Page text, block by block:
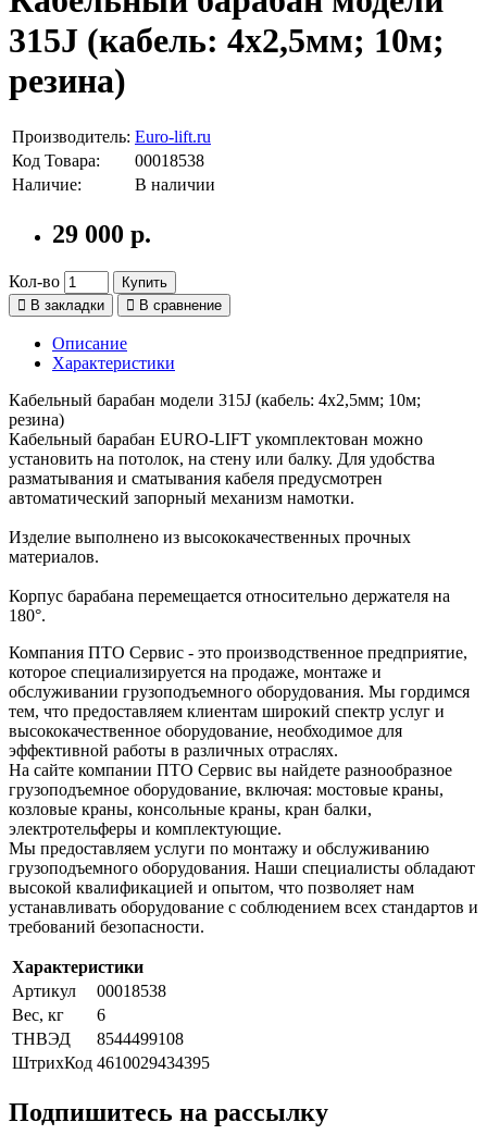
315J (кабель: 4х2,5мм; 10м;
резина)
Производитель: Euro-lift.ru
Код Товара:
00018538
Наличие:
В наличии
29 000 р.
Кол-во
Купить
В закладки
В сравнение
Описание
Характеристики
Кабельный барабан модели 315J (кабель: 4х2,5мм; 10м;
резина)
Кабельный барабан EURO-LIFT укомплектован можно
установить на потолок, на стену или балку. Для удобства
разматывания и сматывания кабеля предусмотрен
автоматический запорный механизм намотки.
Изделие выполнено из высококачественных прочных
материалов.
Корпус барабана перемещается относительно держателя на
180°.
Компания ПТО Сервис - это производственное предприятие,
которое специализируется на продаже, монтаже и
обслуживании грузоподъемного оборудования. Мы гордимся
тем, что предоставляем клиентам широкий спектр услуг и
высококачественное оборудование, необходимое для
эффективной работы в различных отраслях.
На сайте компании ПТО Сервис вы найдете разнообразное
грузоподъемное оборудование, включая: мостовые краны,
козловые краны, консольные краны, кран балки,
электротельферы и комплектующие.
Мы предоставляем услуги по монтажу и обслуживанию
грузоподъемного оборудования. Наши специалисты обладают
высокой квалификацией и опытом, что позволяет нам
устанавливать оборудование с соблюдением всех стандартов и
требований безопасности.
Характеристики
Артикул
00018538
Вес, кг
6
ТНВЭД
8544499108
ШтрихКод 4610029434395
Подпишитесь на рассылку